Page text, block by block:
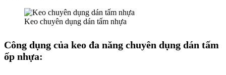
Keo chuyên dụng dán tấm nhựa
Công dụng của keo đa năng chuyên dụng dán tấm
ốp nhựa: